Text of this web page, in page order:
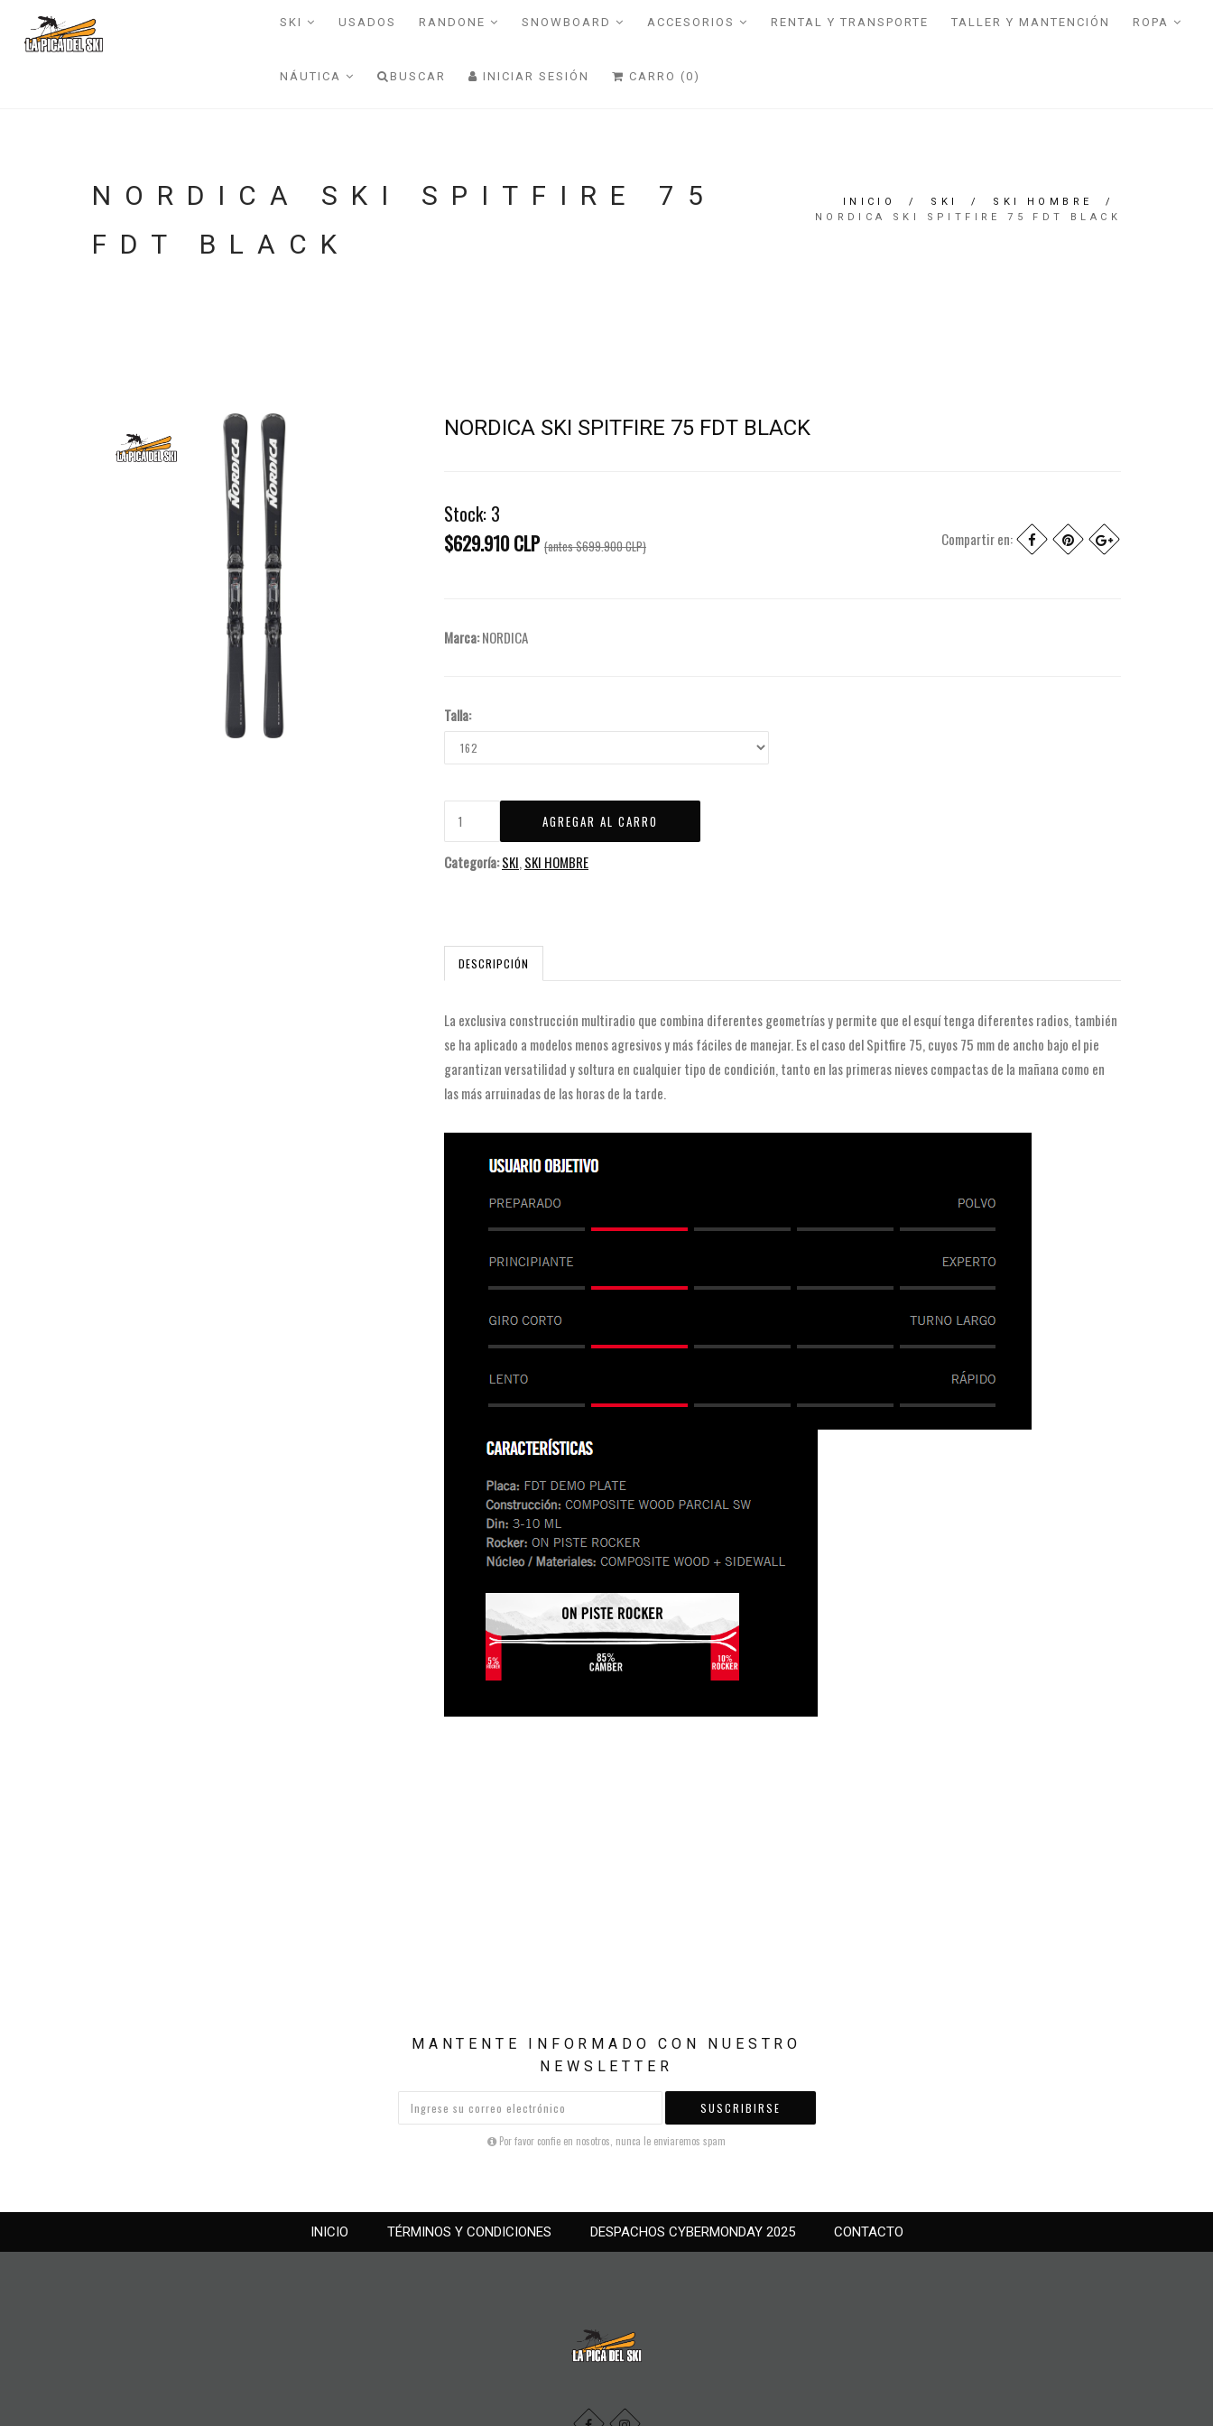
SKI USADOS RANDONE SNOWBOARD ACCESORIOS RENTAL Y TRANSPORTE TALLER Y MANTENCIÓN ROPA
NÁUTICA BUSCAR INICIAR SESIÓN CARRO (0)
NORDICA SKI SPITFIRE 75
FDT BLACK
INICIO / SKI / SKI HOMBRE
/
NORDICA SKI SPITFIRE 75 FDT BLACK
NORDICA SKI SPITFIRE 75 FDT BLACK
Stock: 3
$629.910 CLP (antes$699.900 CLP) Compartir en:
Marca:NORDICA
Talla:
Categoría:SKI, SKI HOMBRE
DESCRIPCIÓN
La exclusiva construcción multiradio que combina diferentes geometrías y permite que el esquí tenga diferentes radios, también
se ha aplicado a modelos menos agresivos y más fáciles de manejar. Es el caso del Spitfire 75, cuyos 75 mm de ancho bajo el pie
garantizan versatilidad y soltura en cualquier tipo de condición, tanto en las primeras nieves compactas de la mañana como en
las más arruinadas de las horas de la tarde.
MANTENTE INFORMADO CON NUESTRO
NEWSLETTER
SUSCRIBIRSE
Por favor confie en nosotros, nunca le enviaremos spam
INICIO TÉRMINOS Y CONDICIONES DESPACHOS CYBERMONDAY 2025 CONTACTO